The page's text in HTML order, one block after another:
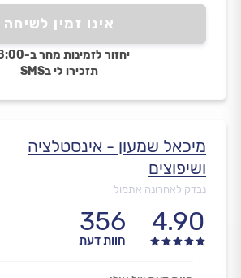
אינו זמין לשיחה
יחזור לזמינות מחר ב-08:00
תזכירו לי בSMS
מיכאל שמעון - אינסטלציה
ושיפוצים
נבדק לאחרונה אתמול
4.90
356
חוות דעת